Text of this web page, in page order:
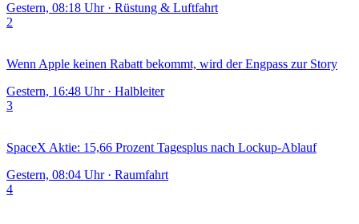
Gestern, 08:18 Uhr · Rüstung & Luftfahrt
2
Wenn Apple keinen Rabatt bekommt, wird der Engpass zur Story
Gestern, 16:48 Uhr · Halbleiter
3
SpaceX Aktie: 15,66 Prozent Tagesplus nach Lockup-Ablauf
Gestern, 08:04 Uhr · Raumfahrt
4